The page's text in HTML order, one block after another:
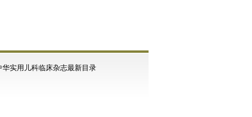
华实用儿科临床杂志最新目录